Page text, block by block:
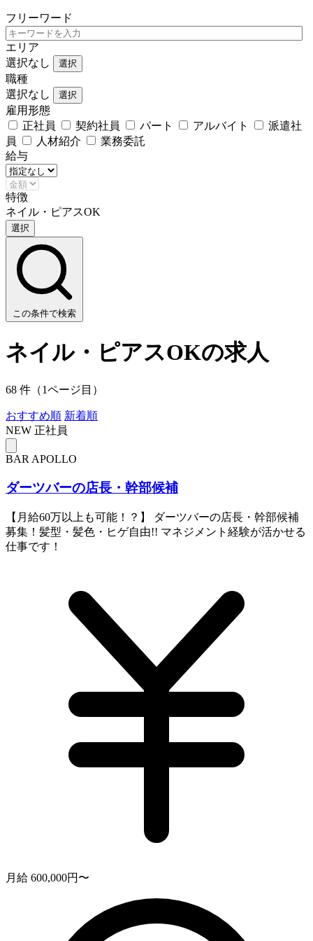
フリーワード
エリア
選択なし
選択
職種
選択なし
選択
雇用形態
正社員
契約社員 パート アルバイト
派遣社
員
人材紹介
業務委託
給与
特徴
ネイル・ピアスOK
選択
この条件で検索
ネイル・ピアスOKの求人
68 件（1ページ目）
おすすめ順 新着順
NEW 正社員
BAR APOLLO
ダーツバーの店長・幹部候補
【月給60万以上も可能！？】 ダーツバーの店長・幹部候補
募集！髪型・髪色・ヒゲ自由!! マネジメント経験が活かせる
仕事です！
月給 600,000円〜